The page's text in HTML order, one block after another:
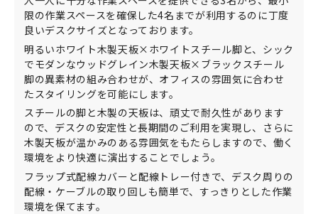
限の作業スペースを確保した4名までが利用するのに丁度
良いデスクサイズとなっております。
明るいホワイト木製天板×ホワイトスチール脚と、シック
でモダンなウッドグレイン木製天板×ブラックスチール
脚の異素材の組み合わせが、オフィスの雰囲気に合わせ
たスタイリングを可能にします。
スチールの脚と木製の天板は、頑丈で耐久性があります
ので、デスクの安定性と長期間のご利用を実現し、さらに
木製天板が温かみのある雰囲気をもたらしますので、働く
環境をより快適に演出することでしょう。
フラップ式配線カバーと配線トレー付きで、デスク周りの
配線・ケーブルの取り回しも簡単で、すっきりとした作業
環境を保てます。